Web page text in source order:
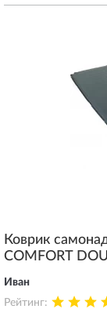
Коврик
COMFORT
Иван
Рейтинг: